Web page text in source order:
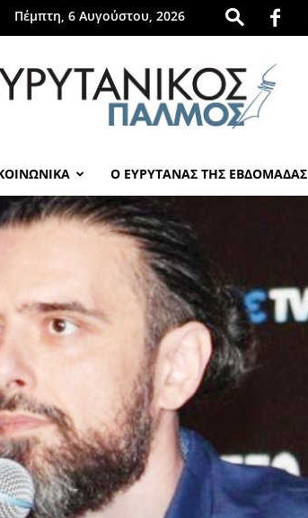
Πέμπτη, 6 Αυγούστου, 2026
Ο ΕΥΡΥΤΑΝΑΣ ΤΗΣ ΕΒΔΟΜΑΔΑΣ